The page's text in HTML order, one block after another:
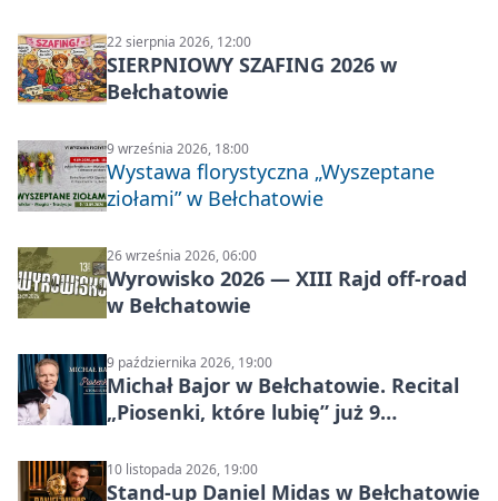
22 sierpnia 2026, 12:00
SIERPNIOWY SZAFING 2026 w
Bełchatowie
9 września 2026, 18:00
Wystawa florystyczna „Wyszeptane
ziołami” w Bełchatowie
26 września 2026, 06:00
Wyrowisko 2026 — XIII Rajd off‑road
w Bełchatowie
9 października 2026, 19:00
Michał Bajor w Bełchatowie. Recital
„Piosenki, które lubię” już 9
10 listopada 2026, 19:00
Stand-up Daniel Midas w Bełchatowie